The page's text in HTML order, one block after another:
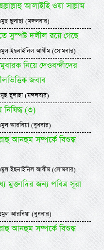
আলাইহি ওয়া সাল্লাম
ছুলাছা (মঙ্গলবার)
সুস্পষ্ট দলীল রয়ে গেছে
ইছনাইনিল আযীম (সোমবার)
নিয়ে দেওবন্দীদের
জবাব
ছুলাছা (মঙ্গলবার)
নিষিদ্ধ (৩)
আরবিয়া (বুধবার)
আনহুম সম্পর্কে বিশুদ্ধ
ইছনাইনিল আযীম (সোমবার)
মুক্তাদির জন্য পবিত্র সূরা
আরবিয়া (বুধবার)
আনহুম সম্পর্কে বিশুদ্ধ